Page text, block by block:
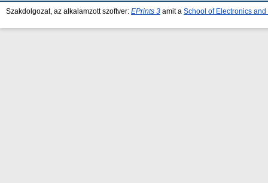
Szakdolgozat, az alkalamzott szoftver: EPrints 3 amit a School of Electronics